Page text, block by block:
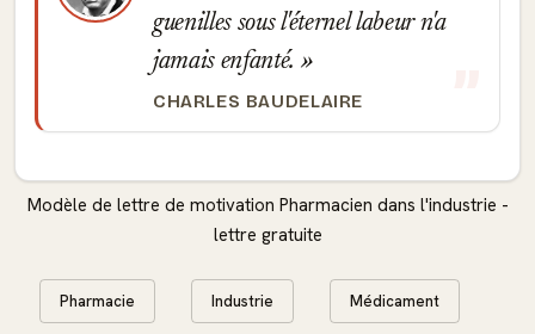
guenilles sous l'éternel labeur n'a
jamais enfanté.
CHARLES BAUDELAIRE
Modèle de lettre de motivation Pharmacien dans l'industrie -
lettre gratuite
Pharmacie Industrie Médicament